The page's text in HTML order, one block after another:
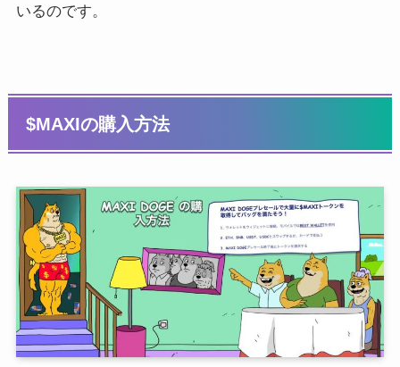
いるのです。
$MAXIの購入方法